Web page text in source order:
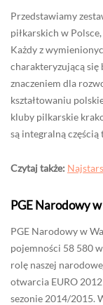
Przedstawiamy
piłkarskich w
Każdy z
charakteryzującą
znaczeniem dla
kształtowaniu
kluby pilkarskie
są integralną częścią
Czytaj także:
PGE Narodowy
PGE Narodowy w
pojemności 58 580
rolę naszej
otwarcia EURO
sezonie 2014/2015.